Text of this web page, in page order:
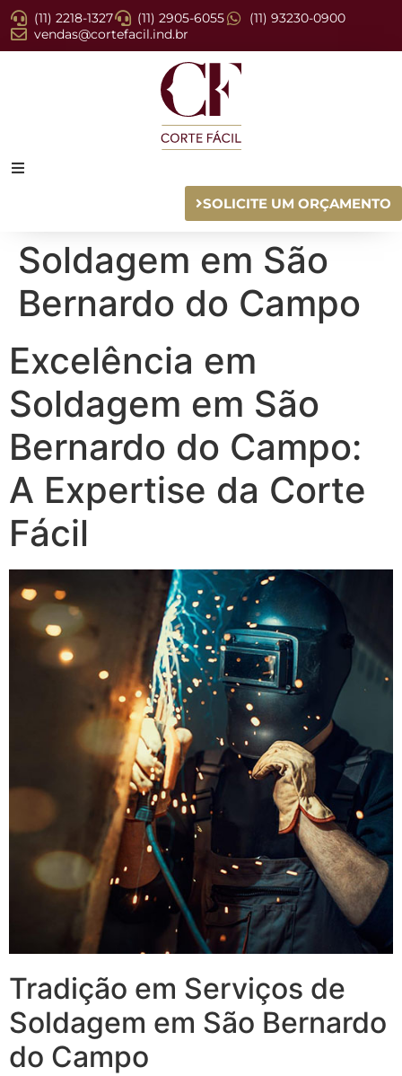
(11) 2218-1327 (11) 2905-6055
(11) 93230-0900
vendas@cortefacil.ind.br
SOLICITE UM ORÇAMENTO
Soldagem em São
Bernardo do Campo
Excelência em
Soldagem em São
Bernardo do Campo:
A Expertise da Corte
Fácil
Tradição em Serviços de
Soldagem em São Bernardo
do Campo